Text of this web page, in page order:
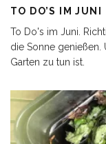
TO DO’S IM JUNI
To Do's im Juni.
die Sonne
Garten zu tun ist.